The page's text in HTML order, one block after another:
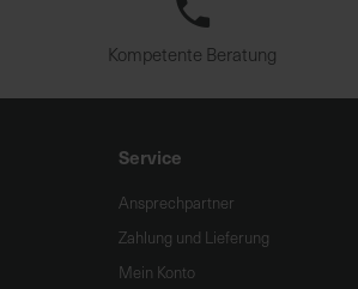
Kompetente Beratung
Service
Ansprechpartner
Zahlung und Lieferung
Mein Konto